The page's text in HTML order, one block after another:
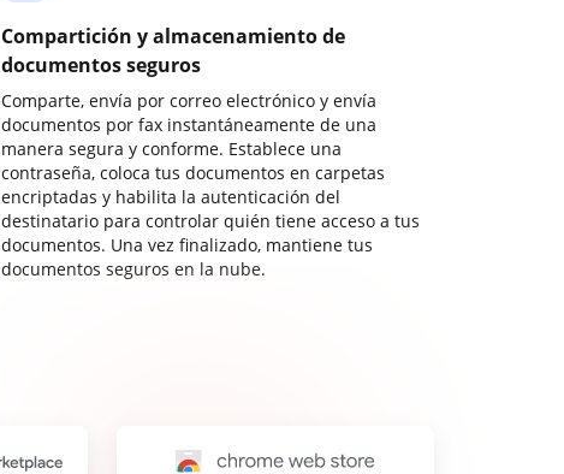
Compartición y almacenamiento de
documentos seguros
Comparte, envía por correo electrónico y envía
documentos por fax instantáneamente de una
manera segura y conforme. Establece una
contraseña, coloca tus documentos en carpetas
encriptadas y habilita la autenticación del
destinatario para controlar quién tiene acceso a tus
documentos. Una vez finalizado, mantiene tus
documentos seguros en la nube.